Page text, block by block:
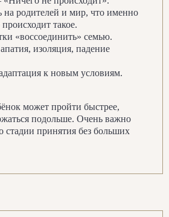
на родителей и мир, что именно
такое.
«воссоединить» семью.
изоляция, падение
к новым условиям.
может пройти быстрее,
подольше. Очень важно
стадии принятия без больших